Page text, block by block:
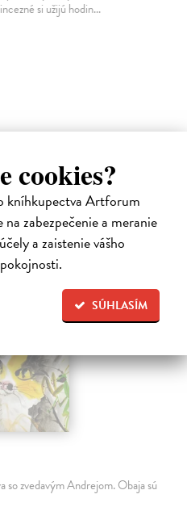
cookies?
kníhkupectva Artforum
zabezpečenie a meranie
a zaistenie vášho
SÚHLASÍM
si užijú hodin...
knihy pre deti
6 rokov
so zvedavým Andrejom. Obaja sú